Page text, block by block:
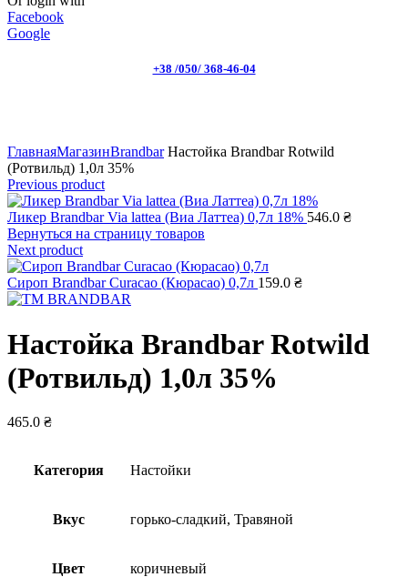
Facebook
Google
+38 /050/ 368-46-04
ГлавнаяМагазинBrandbarНастойка Brandbar Rotwild
(Ротвильд) 1,0л 35%
Previous product
Ликер Brandbar Via lattea (Виа Латтеа) 0,7л 18% 546.0 ₴
Вернуться на страницу товаров
Next product
Сироп Brandbar Curacao (Кюрасао) 0,7л 159.0 ₴
Настойка Brandbar Rotwild
(Ротвильд) 1,0л 35%
465.0 ₴
Категория Настойки
Вкус горько-сладкий, Травяной
Цвет коричневый